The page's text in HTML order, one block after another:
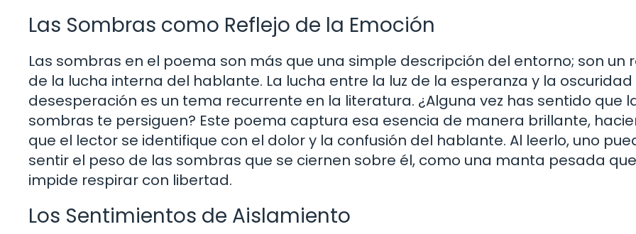
Las Sombras como Reflejo de la Emoción
Las sombras en el poema son más que una simple descripción del entorno; son un
de la lucha interna del hablante. La lucha entre la luz de la esperanza y la
desesperación es un tema recurrente en la literatura. ¿Alguna vez has sentido que
sombras te persiguen? Este poema captura esa esencia de manera brillante,
que el lector se identifique con el dolor y la confusión del hablante. Al leerlo, uno
sentir el peso de las sombras que se ciernen sobre él, como una manta pesada que
impide respirar con libertad.
Los Sentimientos de Aislamiento